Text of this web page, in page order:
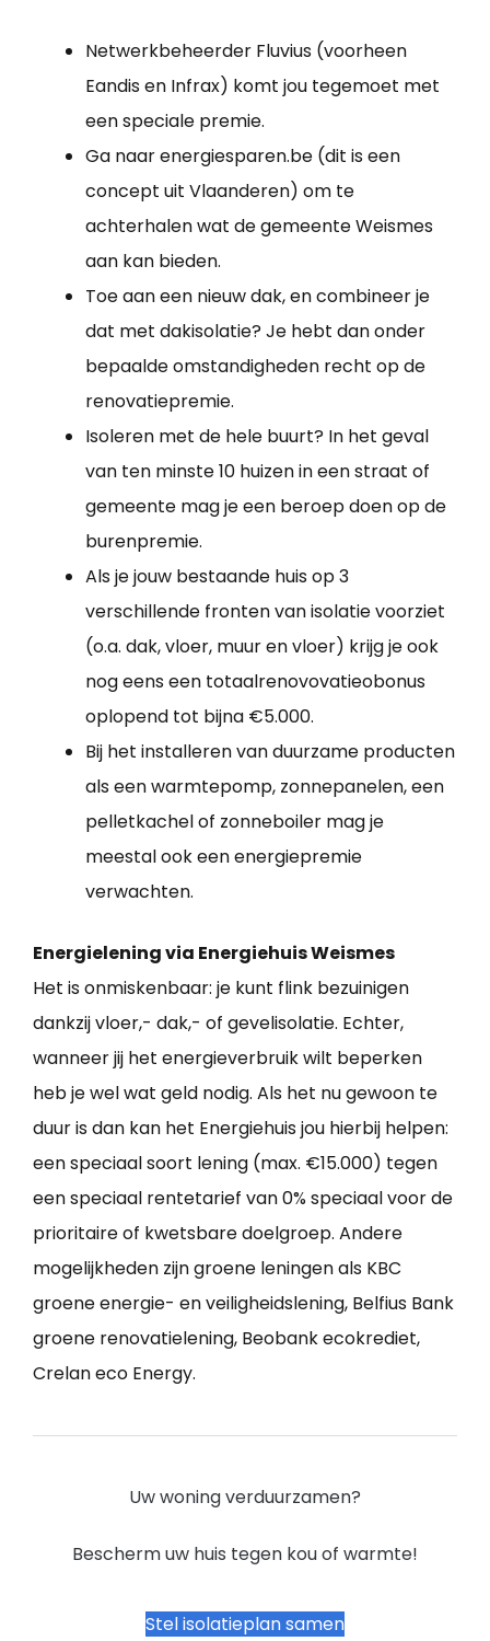
Netwerkbeheerder Fluvius (voorheen
Eandis en Infrax) komt jou tegemoet met
een speciale premie.
Ga naar energiesparen.be (dit is een
concept uit Vlaanderen) om te
achterhalen wat de gemeente Weismes
aan kan bieden.
Toe aan een nieuw dak, en combineer je
dat met dakisolatie? Je hebt dan onder
bepaalde omstandigheden recht op de
renovatiepremie.
Isoleren met de hele buurt? In het geval
van ten minste 10 huizen in een straat of
gemeente mag je een beroep doen op de
burenpremie.
Als je jouw bestaande huis op 3
verschillende fronten van isolatie voorziet
(o.a. dak, vloer, muur en vloer) krijg je ook
nog eens een totaalrenovovatieobonus
oplopend tot bijna €5.000.
Bij het installeren van duurzame producten
als een warmtepomp, zonnepanelen, een
pelletkachel of zonneboiler mag je
meestal ook een energiepremie
verwachten.
Energielening via Energiehuis Weismes
Het is onmiskenbaar: je kunt flink bezuinigen
dankzij vloer,- dak,- of gevelisolatie. Echter,
wanneer jij het energieverbruik wilt beperken
heb je wel wat geld nodig. Als het nu gewoon te
duur is dan kan het Energiehuis jou hierbij helpen:
een speciaal soort lening (max. €15.000) tegen
een speciaal rentetarief van 0% speciaal voor de
prioritaire of kwetsbare doelgroep. Andere
mogelijkheden zijn groene leningen als KBC
groene energie- en veiligheidslening, Belfius Bank
groene renovatielening, Beobank ecokrediet,
Crelan eco Energy.
Uw woning verduurzamen?
Bescherm uw huis tegen kou of warmte!
Stel isolatieplan samen